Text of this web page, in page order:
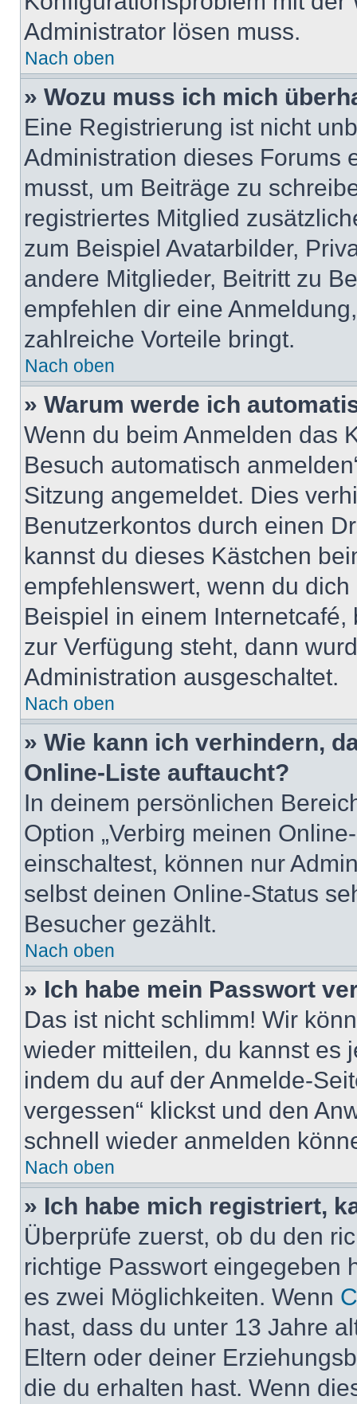
Administrator lösen muss.
Nach oben
» Wozu muss ich mich
Eine Registrierung ist nicht
Administration dieses Forums
musst, um Beiträge zu
registriertes Mitglied
zum Beispiel Avatarbilder,
andere Mitglieder, Beitritt zu
empfehlen dir eine
zahlreiche Vorteile bringt.
Nach oben
» Warum werde ich
Wenn du beim Anmelden das
Besuch automatisch
Sitzung angemeldet. Dies
Benutzerkontos durch einen
kannst du dieses Kästchen
empfehlenswert, wenn du
Beispiel in einem
zur Verfügung steht, dann
Administration ausgeschaltet.
Nach oben
» Wie kann ich verhindern,
Online-Liste auftaucht?
In deinem persönlichen
Option „Verbirg meinen
einschaltest, können nur
selbst deinen Online-Status
Besucher gezählt.
Nach oben
» Ich habe mein Passwort
Das ist nicht schlimm! Wir
wieder mitteilen, du kannst es
indem du auf der Anmelde-
vergessen“ klickst und den
schnell wieder anmelden
Nach oben
» Ich habe mich registriert,
Überprüfe zuerst, ob du den
richtige Passwort eingegeben
es zwei Möglichkeiten. Wenn
hast, dass du unter 13 Jahre
Eltern oder deiner
die du erhalten hast. Wenn